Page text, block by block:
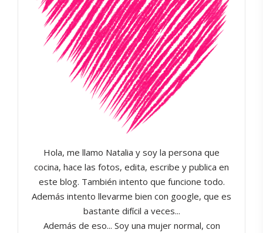
Hola, me llamo Natalia y soy la persona que
cocina, hace las fotos, edita, escribe y publica en
este blog. También intento que funcione todo.
Además intento llevarme bien con google, que es
bastante difícil a veces...
Además de eso... Soy una mujer normal, con